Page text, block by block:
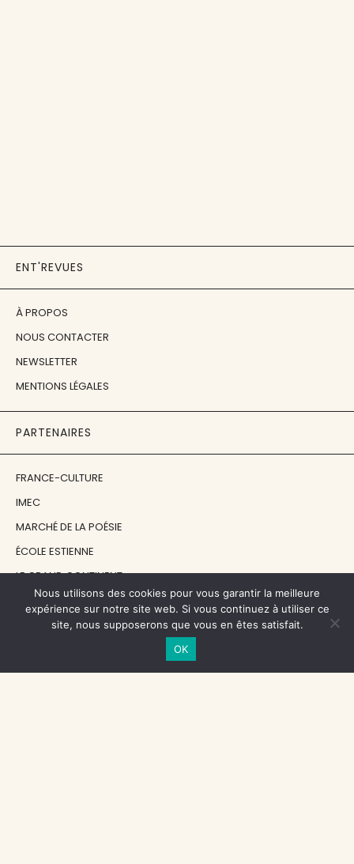
ENT'REVUES
À PROPOS
NOUS CONTACTER
NEWSLETTER
MENTIONS LÉGALES
PARTENAIRES
FRANCE-CULTURE
IMEC
MARCHÉ DE LA POÉSIE
ÉCOLE ESTIENNE
LE GRAND CONTINENT
DIACRITIK
EN ATTENDANT NADEAU
NOS SOUTIENS
Nous utilisons des cookies pour vous garantir la meilleure
expérience sur notre site web. Si vous continuez à utiliser ce
site, nous supposerons que vous en êtes satisfait.
OK